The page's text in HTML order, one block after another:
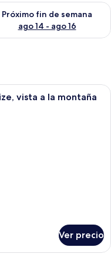
de semana ago 7 -
Próximo fin de semana
ago 14 - ago 16
la disponibilidad
de hotel moderna
vista a la montaña
Ver precio